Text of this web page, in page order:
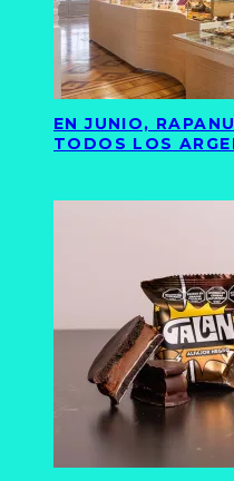
EN JUNIO,
TODOS LOS